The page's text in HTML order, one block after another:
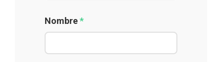
Nombre*